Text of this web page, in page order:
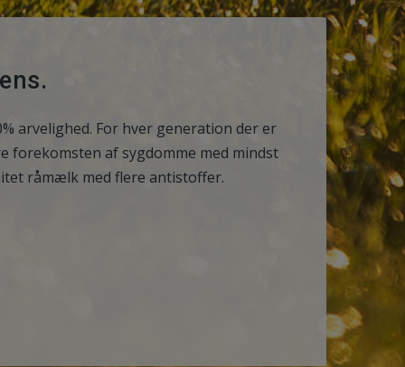
arvelighed. For hver generation der er
af sygdomme med mindst
råmælk med flere antistoffer.